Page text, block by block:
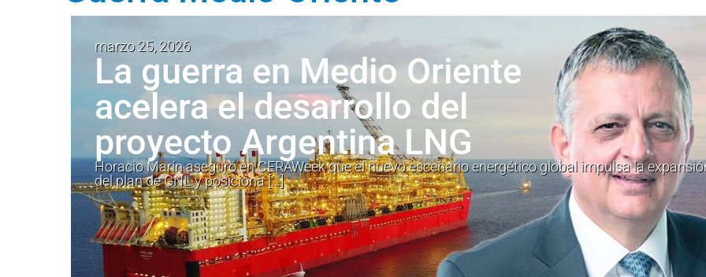
marzo 25, 2026
La guerra en Medio Oriente
acelera el desarrollo del
proyecto Argentina LNG
Horacio Marín aseguró en CERAWeek que el nuevo escenario energético global impulsa la
del plan de GNL y posiciona […]